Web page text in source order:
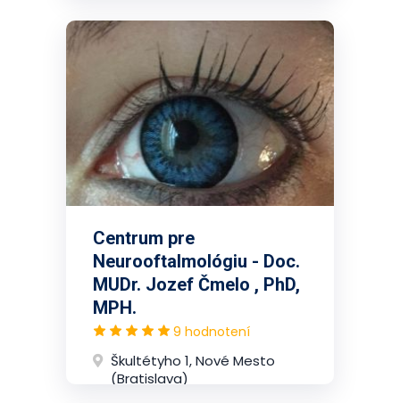
Centrum pre
Neurooftalmológiu - Doc.
MUDr. Jozef Čmelo , PhD,
MPH.
9 hodnotení
Škultétyho 1, Nové Mesto
(Bratislava)